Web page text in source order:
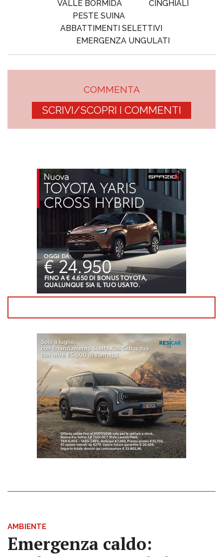
VALLE BORMIDA
CINGHIALI
PESTE SUINA
ABBATTIMENTI SELETTIVI
EMERGENZA UNGULATI
COMMENTA
SCRIVI/SCOPRI I COMMENTI
AMBIENTE
Emergenza caldo: